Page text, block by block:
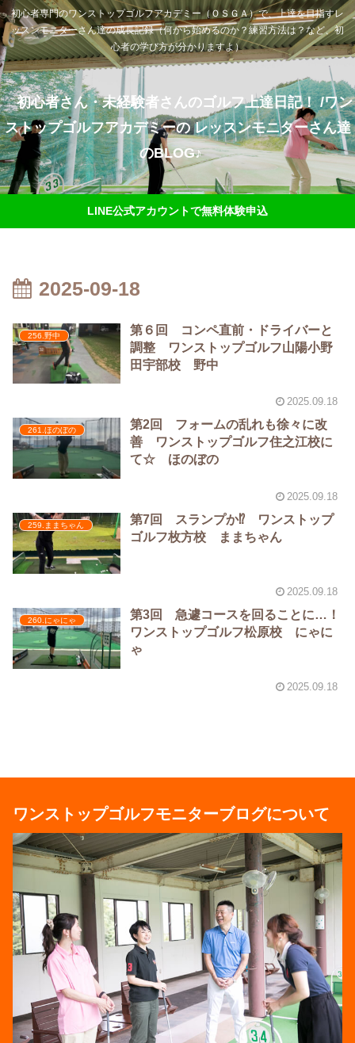
初心者専門のワンストップゴルフアカデミー（ＯＳＧＡ）で、上達を目指すレ
ッスンモニターさん達の成長記録（何から始めるのか？練習方法は？など、初
心者の学び方が分かりますよ）
初心者さん・未経験者さんのゴルフ上達日記！ /ワン
ストップゴルフアカデミーの レッスンモニターさん達
のBLOG♪
LINE公式アカウントで無料体験申込
2025-09-18
256.野中
第６回 コンペ直前・ドライバーと
調整 ワンストップゴルフ山陽小野
田宇部校 野中
2025.09.18
261.ほのぼの
第2回 フォームの乱れも徐々に改
善 ワンストップゴルフ住之江校に
て☆ ほのぼの
2025.09.18
259.ままちゃん
第7回 スランプか⁉️ ワンストップ
ゴルフ枚方校 ままちゃん
2025.09.18
260.にゃにゃ
第3回 急遽コースを回ることに…！
ワンストップゴルフ松原校 にゃに
ゃ
2025.09.18
ワンストップゴルフモニターブログについて